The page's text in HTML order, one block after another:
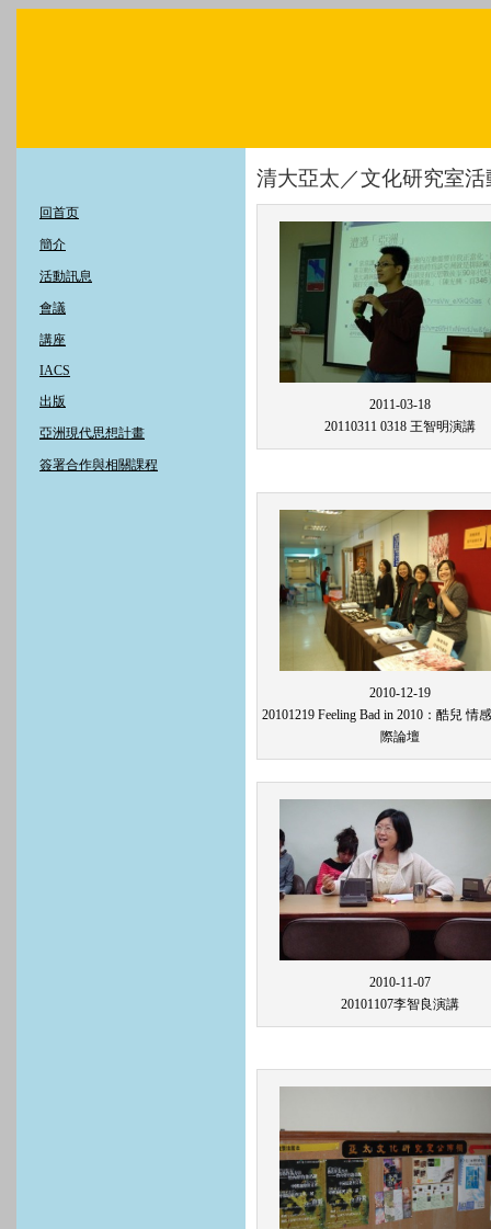
回首页
簡介
活動訊息
會議
講座
IACS
出版
亞洲現代思想計畫
簽署合作與相關課程
清大亞太／文化研究室活
2011-03-18
20110311 0318 王智明演講
2010-12-19
20101219 Feeling Bad in 2010：酷兒 情
際論壇
2010-11-07
20101107李智良演講